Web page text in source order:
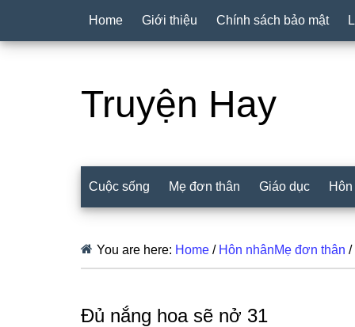
Home Giới thiệu Chính sách bảo mật
Truyện Hay
Cuộc sống Mẹ đơn thân Giáo dục
You are here: Home / Hôn nhânMẹ đơn thân /
Đủ nắng hoa sẽ nở 31